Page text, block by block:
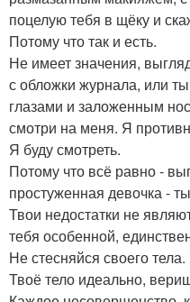
поцелую тебя в щёку и
Потому что так и есть.
Не имеет значения,
с обложки журнала, или
глазами и заложенным
смотри на меня. Я
Я буду смотреть.
Потому что всё равно -
простуженная девочка -
Твои недостатки не
тебя особенной,
Не стесняйся своего тела.
Твоё тело идеально,